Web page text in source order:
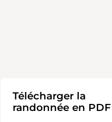
Télécharger la
randonnée en PDF